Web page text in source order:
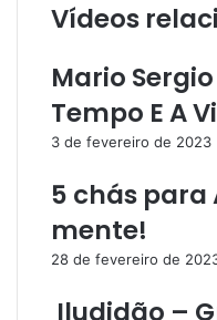
Vídeos
Mario
Tempo E A
3 de fevereiro de 2023
5 chás para
mente!
28 de fevereiro de
Iludidão –